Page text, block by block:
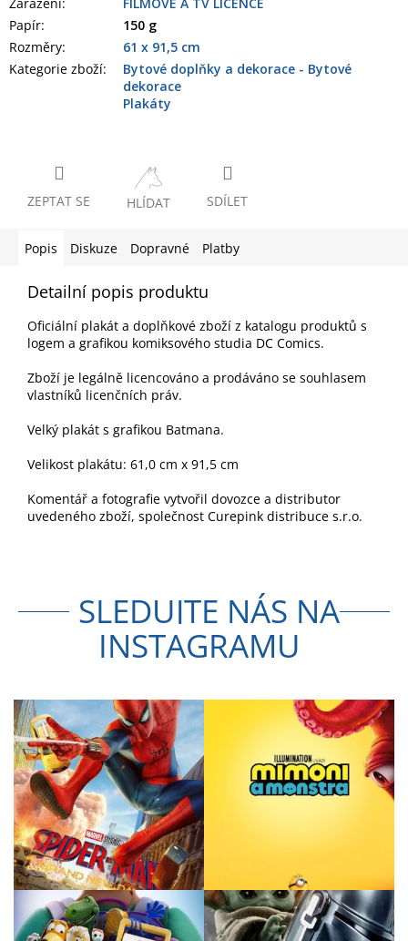
Papír:
150 g
Rozměry:
61 x 91,5 cm
Kategorie zboží:
Bytové doplňky a dekorace - Bytové
dekorace
Plakáty
ZEPTAT SE HLÍDAT SDÍLET
Popis Diskuze Dopravné Platby
Detailní popis produktu
Oficiální plakát a doplňkové zboží z katalogu produktů s
logem a grafikou komiksového studia DC Comics.
Zboží je legálně licencováno a prodáváno se souhlasem
vlastníků licenčních práv.
Velký plakát s grafikou Batmana.
Velikost plakátu: 61,0 cm x 91,5 cm
Komentář a fotografie vytvořil dovozce a distributor
uvedeného zboží, společnost Curepink distribuce s.r.o.
SLEDUJTE NÁS NA
INSTAGRAMU